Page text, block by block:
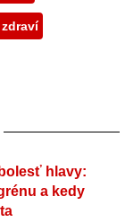
hlavy:
a kedy